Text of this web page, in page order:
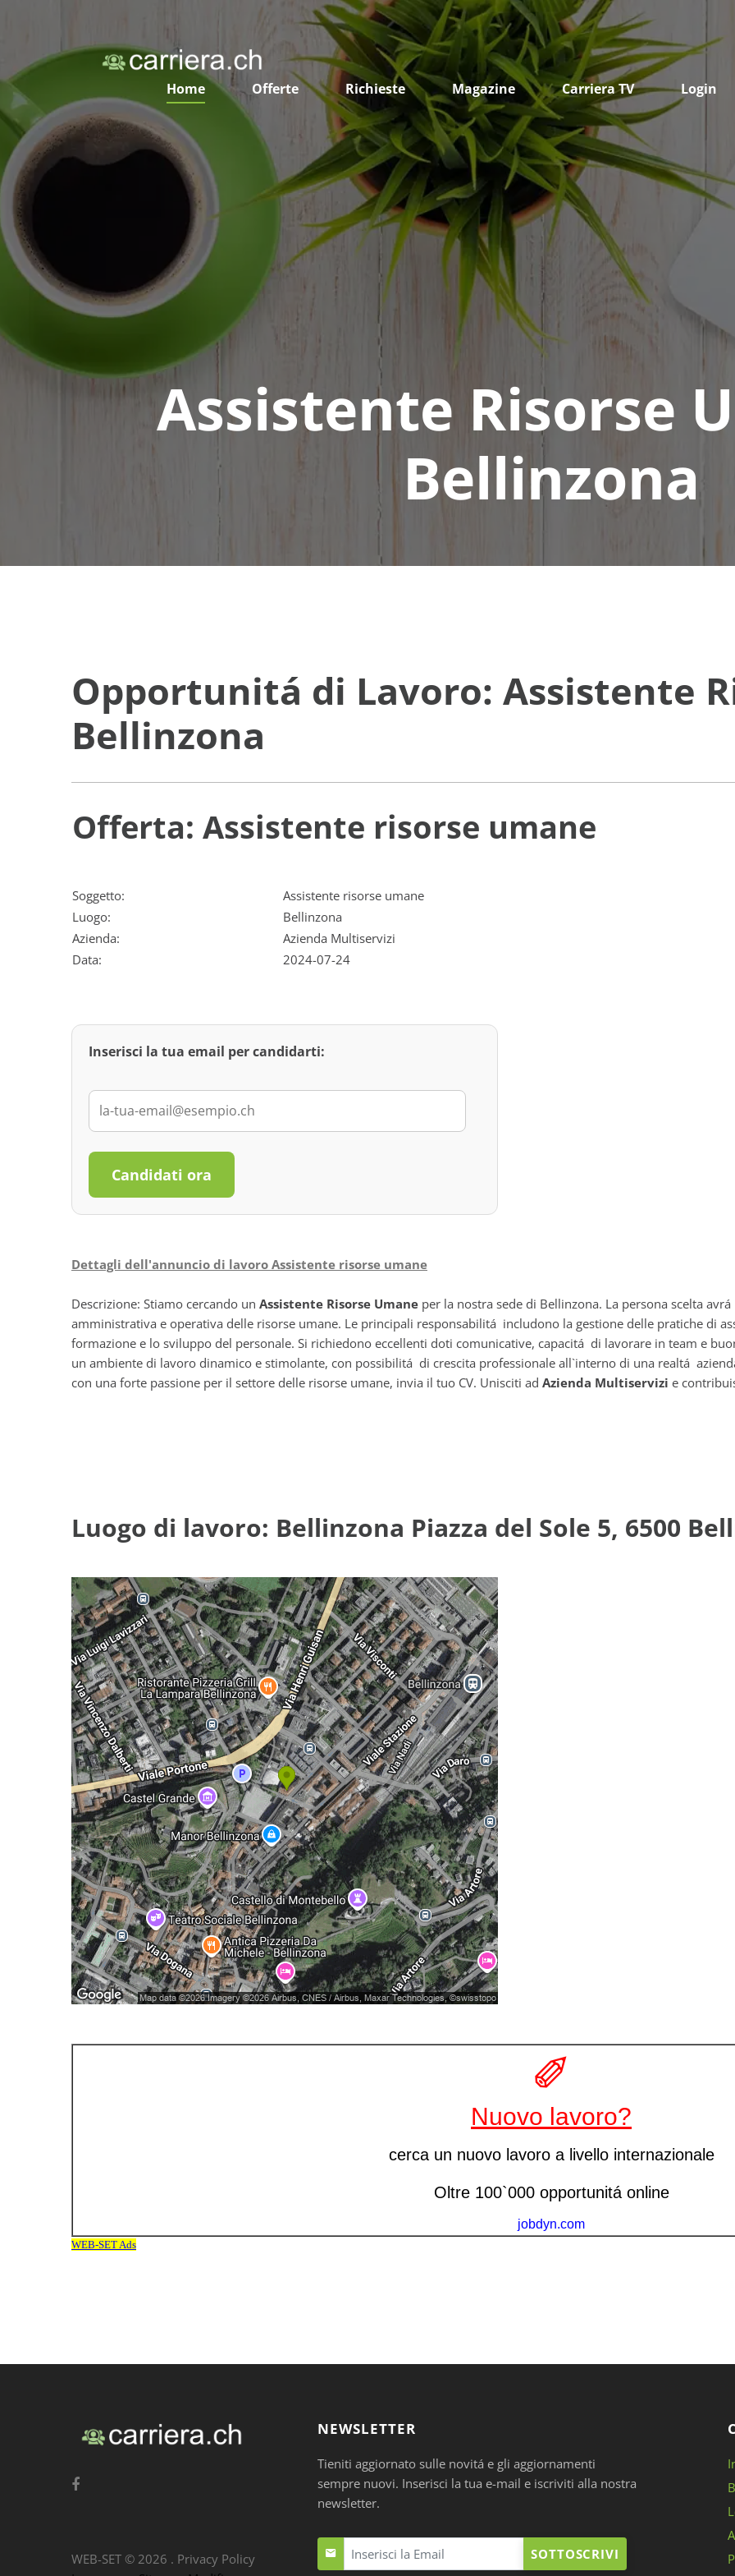
Home Offerte Richieste Magazine Carriera TV Login
Assistente Risorse
Bellinzona
Opportunitá di Lavoro: Assistente
Bellinzona
Offerta: Assistente risorse umane
Soggetto:
Assistente risorse umane
Luogo:
Bellinzona
Azienda:
Azienda Multiservizi
Data:
2024-07-24
Inserisci la tua email per candidarti:
Candidati ora
Dettagli dell'annuncio di lavoro Assistente risorse umane
Descrizione: Stiamo cercando un Assistente Risorse Umane per la nostra sede di Bellinzona. La persona scelta
amministrativa e operativa delle risorse umane. Le principali responsabilitá includono la gestione delle pratiche di
formazione e lo sviluppo del personale. Si richiedono eccellenti doti comunicative, capacitá di lavorare in team e
un ambiente di lavoro dinamico e stimolante, con possibilitá di crescita professionale all`interno di una realtá
con una forte passione per il settore delle risorse umane, invia il tuo CV. Unisciti ad Azienda Multiservizi e
Luogo di lavoro: Bellinzona Piazza del Sole 5, 6500
NEWSLETTER
Tieniti aggiornato sulle novitá e gli aggiornamenti
sempre nuovi. Inserisci la tua e-mail e iscriviti alla nostra
newsletter.
SOTTOSCRIVI
WEB-SET © 2026 . Privacy Policy